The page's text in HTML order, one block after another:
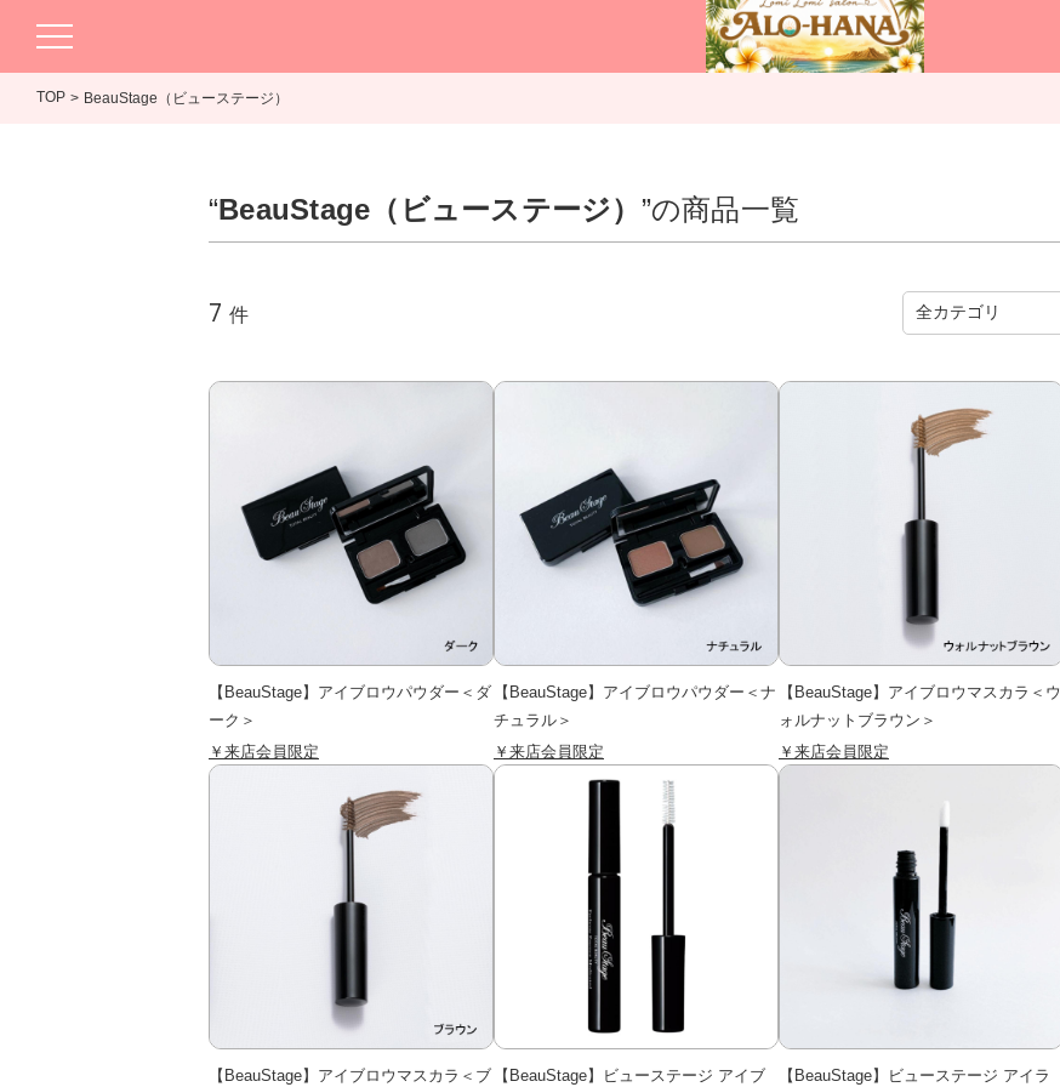
TOP BeauStage（ビューステージ）
“BeauStage（ビューステージ） ”の商品一覧
7 件
【BeauStage】アイブロウパウダー＜ダ
ーク＞
￥来店会員限定
【BeauStage】アイブロウパウダー＜ナ
チュラル＞
￥来店会員限定
【BeauStage】アイブロウマスカラ＜ウ
ォルナットブラウン＞
￥来店会員限定
【BeauStage】アイブロウマスカラ＜ブ 【BeauStage】ビューステージ アイブ 【BeauStage】ビューステージ アイラ